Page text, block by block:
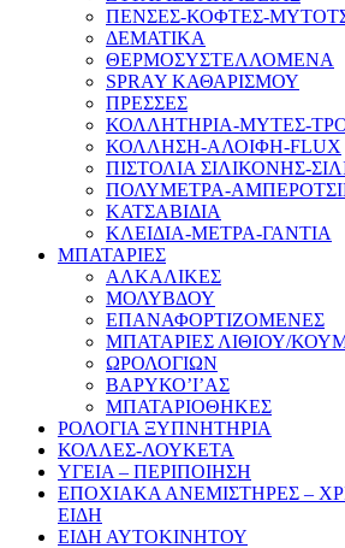
ΠΕΝΣΕΣ-ΚΟΦΤΕΣ-
ΔΕΜΑΤΙΚΑ
ΘΕΡΜΟΣΥΣΤΕΛΛΟΜΕΝΑ
SPRAY ΚΑΘΑΡΙΣΜΟΥ
ΠΡΕΣΣΕΣ
ΚΟΛΛΗΤΗΡΙΑ-ΜΥΤΕΣ-
ΚΟΛΛΗΣΗ-ΑΛΟΙΦΗ-FLUX
ΠΙΣΤΟΛΙΑ ΣΙΛΙΚΟΝΗΣ-
ΠΟΛΥΜΕΤΡΑ-
ΚΑΤΣΑΒΙΔΙΑ
ΚΛΕΙΔΙΑ-ΜΕΤΡΑ-ΓΑΝΤΙΑ
ΜΠΑΤΑΡΙΕΣ
ΑΛΚΑΛΙΚΕΣ
ΜΟΛΥΒΔΟΥ
ΕΠΑΝΑΦΟΡΤΙΖΟΜΕΝΕΣ
ΜΠΑΤΑΡΙΕΣ ΛΙΘΙΟΥ/
ΩΡΟΛΟΓΙΩΝ
ΒΑΡΥΚΟ’Ι’ΑΣ
ΜΠΑΤΑΡΙΟΘΗΚΕΣ
ΡΟΛΟΓΙΑ ΞΥΠΝΗΤΗΡΙΑ
ΚΟΛΛΕΣ-ΛΟΥΚΕΤΑ
ΥΓΕΙΑ – ΠΕΡΙΠΟΙΗΣΗ
ΕΠΟΧΙΑΚΑ ΑΝΕΜΙΣΤΗΡΕΣ –
ΕΙΔΗ
ΕΙΔΗ ΑΥΤΟΚΙΝΗΤΟΥ